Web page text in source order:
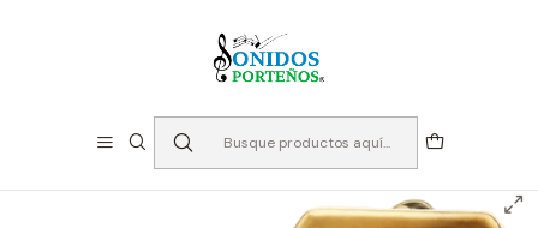
Instrumentos de Percusión